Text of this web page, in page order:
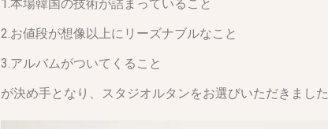
1.本場韓国の技術が詰まっていること
2.お値段が想像以上にリーズナブルなこと
3.アルバムがついてくること
が決め手となり、スタジオルタンをお選びいただきました